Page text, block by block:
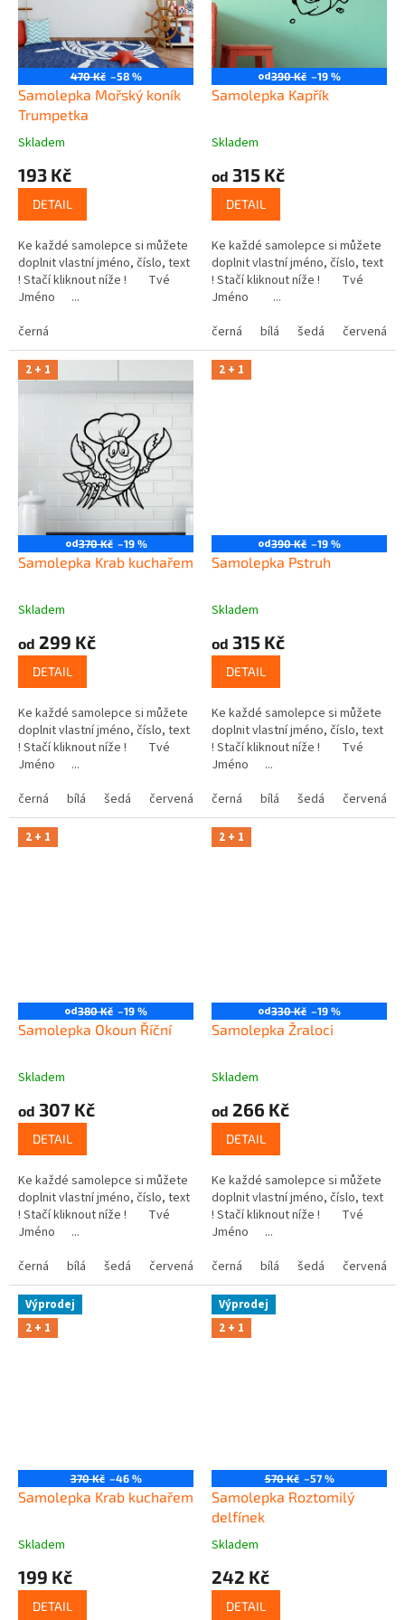
470 Kč –58 %
Samolepka Mořský koník
Trumpetka
Skladem
193 Kč
DETAIL
Ke každé samolepce si můžete
doplnit vlastní jméno, číslo, text
! Stačí kliknout níže ! Tvé
Jméno ...
černá
od390 Kč –19 %
Samolepka Kapřík
Skladem
od 315 Kč
DETAIL
Ke každé samolepce si můžete
doplnit vlastní jméno, číslo, text
! Stačí kliknout níže ! Tvé
Jméno ...
černá
bílá šedá červená
2 + 1
od370 Kč –19 %
Samolepka Krab kuchařem
Skladem
od 299 Kč
DETAIL
Ke každé samolepce si můžete
doplnit vlastní jméno, číslo, text
! Stačí kliknout níže ! Tvé
Jméno ...
černá
bílá šedá červená modrá žlutá zelená růžová
2 + 1
od390 Kč –19 %
Samolepka Pstruh
Skladem
od 315 Kč
DETAIL
Ke každé samolepce si můžete
doplnit vlastní jméno, číslo, text
! Stačí kliknout níže ! Tvé
Jméno ...
černá
bílá šedá červená
2 + 1
od380 Kč –19 %
Samolepka Okoun Říční
Skladem
od 307 Kč
DETAIL
Ke každé samolepce si můžete
doplnit vlastní jméno, číslo, text
! Stačí kliknout níže ! Tvé
Jméno ...
černá
bílá šedá červená modrá žlutá zelená růžová
2 + 1
od330 Kč –19 %
Samolepka Žraloci
Skladem
od 266 Kč
DETAIL
Ke každé samolepce si můžete
doplnit vlastní jméno, číslo, text
! Stačí kliknout níže ! Tvé
Jméno ...
černá
bílá šedá červená
Výprodej
2 + 1
370 Kč –46 %
Samolepka Krab kuchařem
Skladem
199 Kč
DETAIL
Výprodej
2 + 1
570 Kč –57 %
Samolepka Roztomilý
delfínek
Skladem
242 Kč
DETAIL